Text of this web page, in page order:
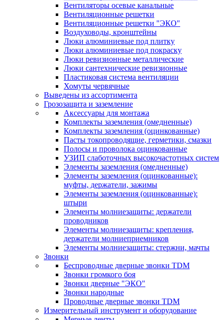
Вентиляторы осевые канальные
Вентиляционные решетки
Вентиляционные решетки "ЭКО"
Воздуховоды, кронштейны
Люки алюминиевые под плитку
Люки алюминиевые под покраску
Люки ревизионные металлические
Люки сантехнические ревизионные
Пластиковая система вентиляции
Хомуты червячные
Выведены из ассортимента
Грозозащита и заземление
Аксессуары для монтажа
Комплекты заземления (омедненные)
Комплекты заземления (оцинкованные)
Пасты токопроводящие, герметики, смазки
Полосы и проволока оцинкованные
УЗИП слаботочных высокочастотных систем
Элементы заземления (омедненные)
Элементы заземления (оцинкованные):
муфты, держатели, зажимы
Элементы заземления (оцинкованные):
штыри
Элементы молниезащиты: держатели
проводников
Элементы молниезащиты: крепления,
держатели молниеприемников
Элементы молниезащиты: стержни, мачты
Звонки
Беспроводные дверные звонки TDM
Звонки громкого боя
Звонки дверные "ЭКО"
Звонки народные
Проводные дверные звонки TDM
Измерительный инструмент и оборудование